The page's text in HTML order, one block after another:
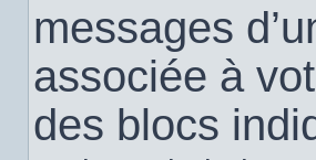
messages
associée à
des blocs